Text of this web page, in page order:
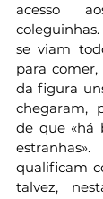
acesso
se viam
para comer,
da figura
chegaram,
de que «há
qualificam
talvez,